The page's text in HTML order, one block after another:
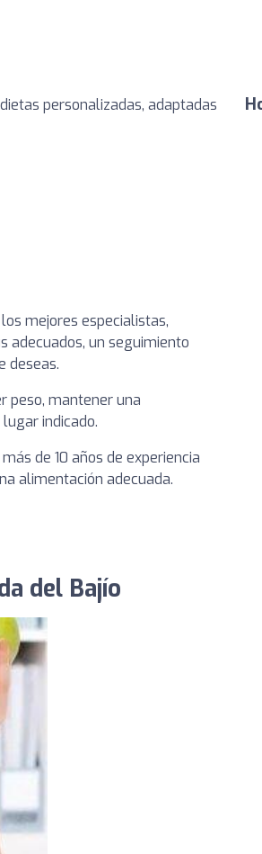
personalizadas, adaptadas
mejores especialistas,
adecuados, un seguimiento
deseas.
peso, mantener una
indicado.
de 10 años de experiencia
alimentación adecuada.
del Bajío